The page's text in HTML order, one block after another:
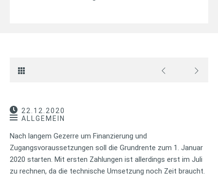
22.12.2020
ALLGEMEIN
Nach langem Gezerre um Finanzierung und
Zugangsvoraussetzungen soll die Grundrente zum 1. Januar
2020 starten. Mit ersten Zahlungen ist allerdings erst im Juli
zu rechnen, da die technische Umsetzung noch Zeit braucht.